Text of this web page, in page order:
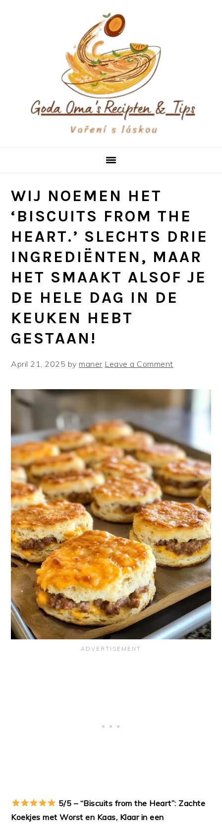
WIJ NOEMEN HET
‘BISCUITS FROM THE
HEART.’ SLECHTS DRIE
INGREDIËNTEN, MAAR
HET SMAAKT ALSOF JE
DE HELE DAG IN DE
KEUKEN HEBT
GESTAAN!
April 21, 2025 bymaner Leave a Comment
5/5 – “Biscuits from the Heart”: Zachte
Koekjes met Worst en Kaas, Klaar in een